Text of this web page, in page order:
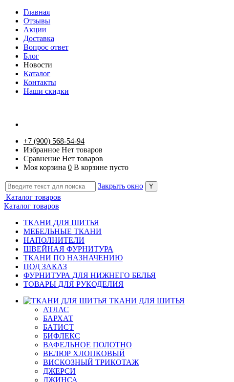
Главная
Отзывы
Акции
Доставка
Вопрос ответ
Блог
Новости
Каталог
Контакты
Наши скидки
+7 (900) 568-54-94
Избранное Нет товаров
Сравнение Нет товаров
Моя корзина 0 В корзине пусто
Закрыть окно
Каталог товаров
Каталог товаров
ТКАНИ ДЛЯ ШИТЬЯ
МЕБЕЛЬНЫЕ ТКАНИ
НАПОЛНИТЕЛИ
ШВЕЙНАЯ ФУРНИТУРА
ТКАНИ ПО НАЗНАЧЕНИЮ
ПОД ЗАКАЗ
ФУРНИТУРА ДЛЯ НИЖНЕГО БЕЛЬЯ
ТОВАРЫ ДЛЯ РУКОДЕЛИЯ
ТКАНИ ДЛЯ ШИТЬЯ
АТЛАС
БАРХАТ
БАТИСТ
БИФЛЕКС
ВАФЕЛЬНОЕ ПОЛОТНО
ВЕЛЮР ХЛОПКОВЫЙ
ВИСКОЗНЫЙ ТРИКОТАЖ
ДЖЕРСИ
ДЖИНСА